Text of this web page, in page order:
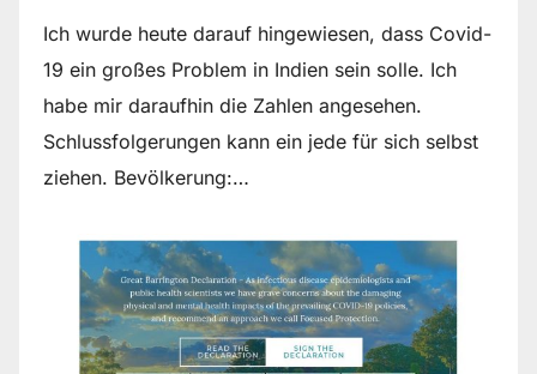
Ich wurde heute darauf hingewiesen, dass Covid-
19 ein großes Problem in Indien sein solle. Ich
habe mir daraufhin die Zahlen angesehen.
Schlussfolgerungen kann ein jede für sich selbst
ziehen. Bevölkerung:…